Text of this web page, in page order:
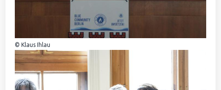
© Klaus Ihlau